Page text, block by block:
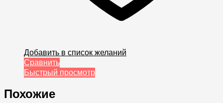
Добавить в список желаний
Сравнить
Быстрый просмотр
Похожие